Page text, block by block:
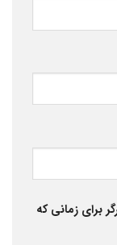
برای زمانی که